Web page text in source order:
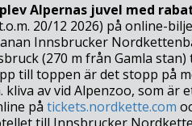
Alpernas juvel med
20/12 2026) på online-
Innsbrucker
(270 m från Gamla
till toppen är det stopp på
av vid Alpenzoo, som är
på tickets.nordkette.com